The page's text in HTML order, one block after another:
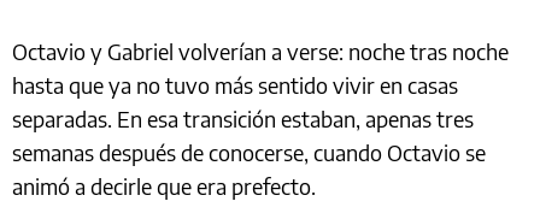
Octavio y Gabriel volverían a verse: noche tras noche
hasta que ya no tuvo más sentido vivir en casas
separadas. En esa transición estaban, apenas tres
semanas después de conocerse, cuando Octavio se
animó a decirle que era prefecto.